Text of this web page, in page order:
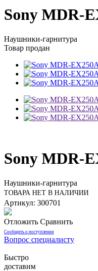
Sony MDR-
Наушники-гарнитура
Товар продан
Sony MDR-
Наушники-гарнитура
ТОВАРА НЕТ В НАЛИЧИИ
Артикул: 300701
Отложить Сравнить
Сообщить о поступлении
Вопрос специалисту
Быстро
доставим